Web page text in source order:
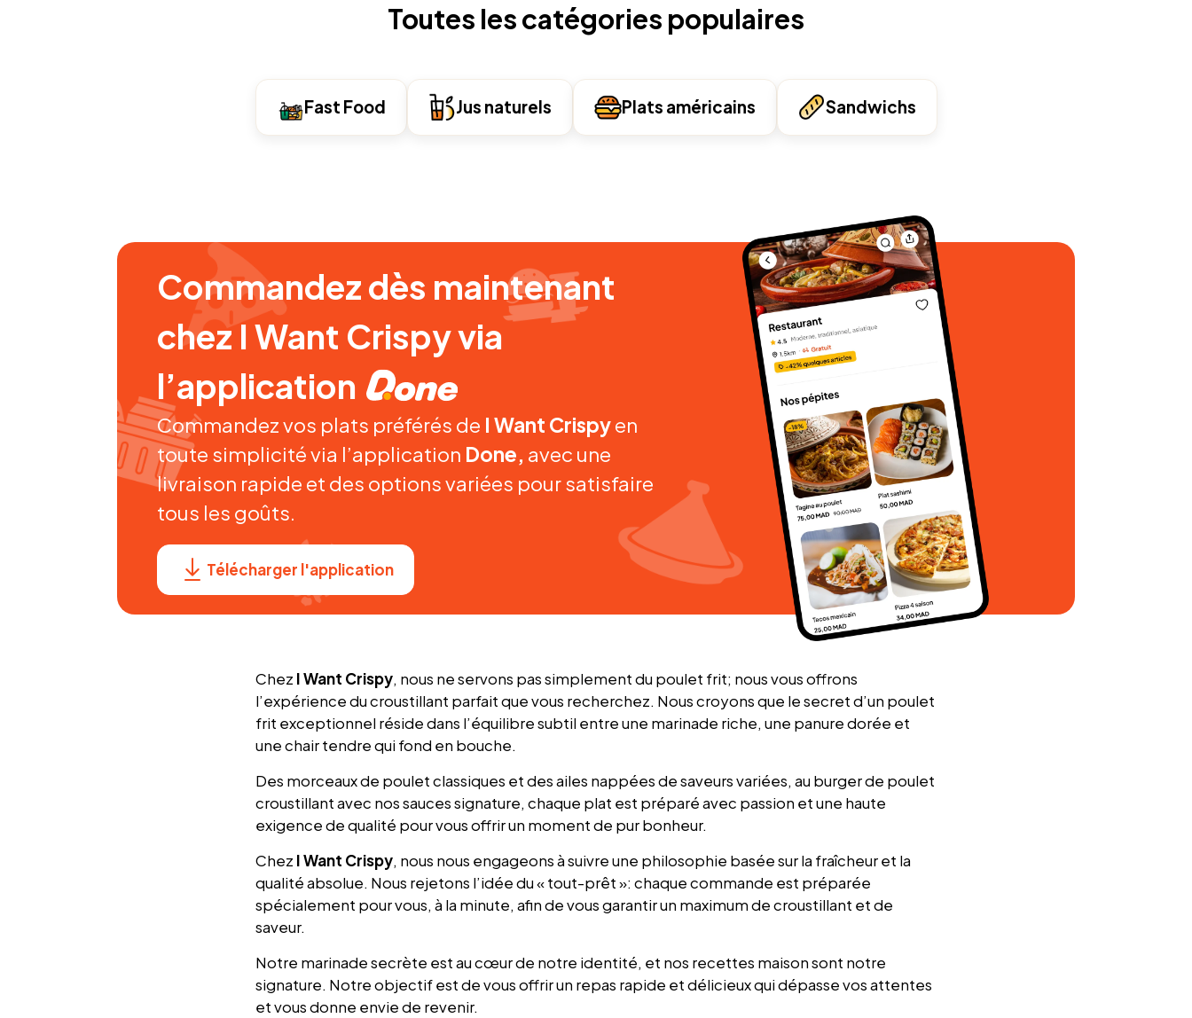
Toutes les catégories populaires
Fast Food Jus naturels Plats américains Sandwichs
Commandez dès maintenant
chez I Want Crispy via
l’application
Commandez vos plats préférés de I Want Crispyen
toute simplicité via l’application Done, avec une
livraison rapide et des options variées pour satisfaire
tous les goûts.
Télécharger l'application
Chez I Want Crispy, nous ne servons pas simplement du poulet frit; nous vous offrons
l’expérience du croustillant parfait que vous recherchez. Nous croyons que le secret d’un poulet
frit exceptionnel réside dans l’équilibre subtil entre une marinade riche, une panure dorée et
une chair tendre qui fond en bouche.
Des morceaux de poulet classiques et des ailes nappées de saveurs variées, au burger de poulet
croustillant avec nos sauces signature, chaque plat est préparé avec passion et une haute
exigence de qualité pour vous offrir un moment de pur bonheur.
Chez I Want Crispy, nous nous engageons à suivre une philosophie basée sur la fraîcheur et la
qualité absolue. Nous rejetons l’idée du « tout-prêt »: chaque commande est préparée
spécialement pour vous, à la minute, afin de vous garantir un maximum de croustillant et de
saveur.
Notre marinade secrète est au cœur de notre identité, et nos recettes maison sont notre
signature. Notre objectif est de vous offrir un repas rapide et délicieux qui dépasse vos attentes
et vous donne envie de revenir.